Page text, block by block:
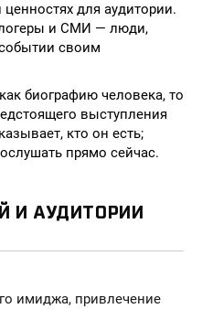
для аудитории.
и СМИ — люди,
своим
биографию человека, то
выступления
кто он есть;
прямо сейчас.
И АУДИТОРИИ
имиджа, привлечение